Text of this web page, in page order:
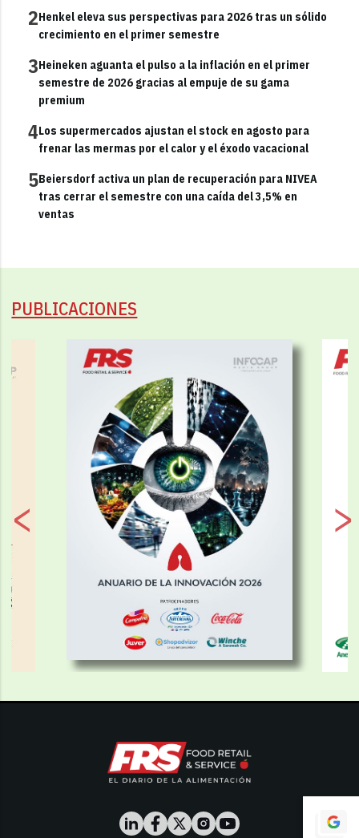
2Henkel eleva sus perspectivas para 2026 tras un sólido
crecimiento en el primer semestre
3Heineken aguanta el pulso a la inflación en el primer
semestre de 2026 gracias al empuje de su gama
premium
4Los supermercados ajustan el stock en agosto para
frenar las mermas por el calor y el éxodo vacacional
5Beiersdorf activa un plan de recuperación para NIVEA
tras cerrar el semestre con una caída del 3,5% en
ventas
PUBLICACIONES